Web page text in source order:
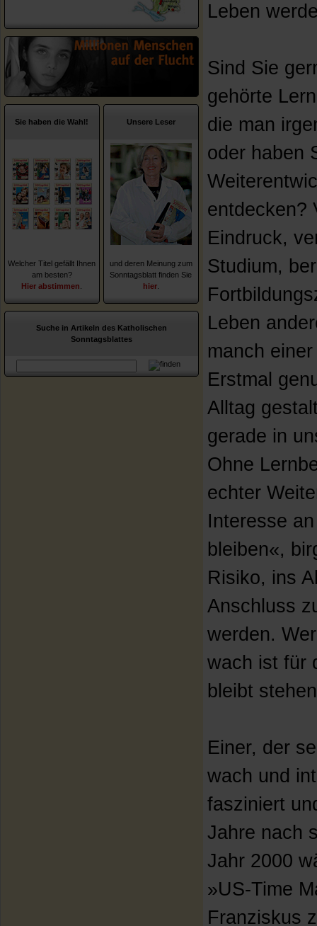
Sie haben die Wahl!
Welcher Titel gefällt Ihnen
am besten?
Hier abstimmen
Unsere Leser
und deren Meinung zum
Sonntagsblatt finden Sie
hier
Suche in Artikeln des Katholischen
Sonntagsblattes
Leben
Sind Sie
gehörte
die man
oder haben
entdecken?
Eindruck,
Studium,
Leben
manch
Erstmal
Alltag
gerade in
Ohne
echter
Interesse
bleiben«,
Risiko, ins
Anschluss
werden.
wach ist für
bleibt
Einer, der
wach und
fasziniert
Jahre nach
Jahr 2000
»US-Time
Franziskus